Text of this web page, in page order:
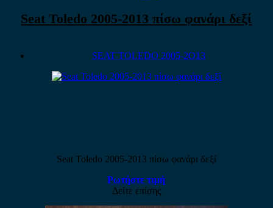
Seat Toledo 2005-2013 πίσω φανάρι δεξί
SEAT TOLEDO 2005-2O13
Seat Toledo 2005-2013 πίσω φανάρι δεξί
Ρωτήστε τιμή
Δείτε επίσης